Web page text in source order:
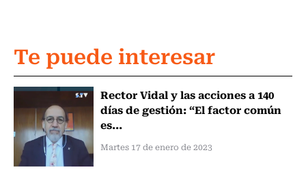
Te puede interesar
Rector Vidal y las acciones a 140
días de gestión: “El factor común
es...
Martes 17 de enero de 2023